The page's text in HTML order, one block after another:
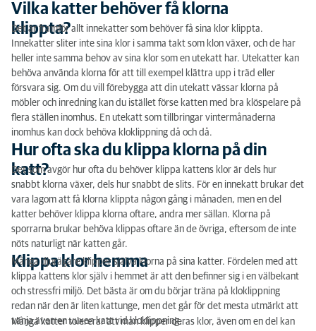
Klippa klor hemma
Kloklippning på klinik
Vilka katter behöver få klorna
klippta?
Det är framför allt innekatter som behöver få sina klor klippta.
Innekatter sliter inte sina klor i samma takt som klon växer, och de har
heller inte samma behov av sina klor som en utekatt har. Utekatter kan
behöva använda klorna för att till exempel klättra upp i träd eller
försvara sig. Om du vill förebygga att din utekatt vässar klorna på
möbler och inredning kan du istället förse katten med bra klöspelare på
flera ställen inomhus. En utekatt som tillbringar vintermånaderna
inomhus kan dock behöva kloklippning då och då.
Hur ofta ska du klippa klorna på din
katt?
Det som avgör hur ofta du behöver klippa kattens klor är dels hur
snabbt klorna växer, dels hur snabbt de slits. För en innekatt brukar det
vara lagom att få klorna klippta någon gång i månaden, men en del
katter behöver klippa klorna oftare, andra mer sällan. Klorna på
sporrarna brukar behöva klippas oftare än de övriga, eftersom de inte
nöts naturligt när katten går.
Klippa klor hemma
Många djurägare klipper själva klorna på sina katter. Fördelen med att
klippa kattens klor själv i hemmet är att den befinner sig i en välbekant
och stressfri miljö. Det bästa är om du börjar träna på kloklippning
redan när den är liten kattunge, men det går för det mesta utmärkt att
vänja även en vuxen katt vid kloklippning.
Många katter tolererar att man klipper deras klor, även om en del kan